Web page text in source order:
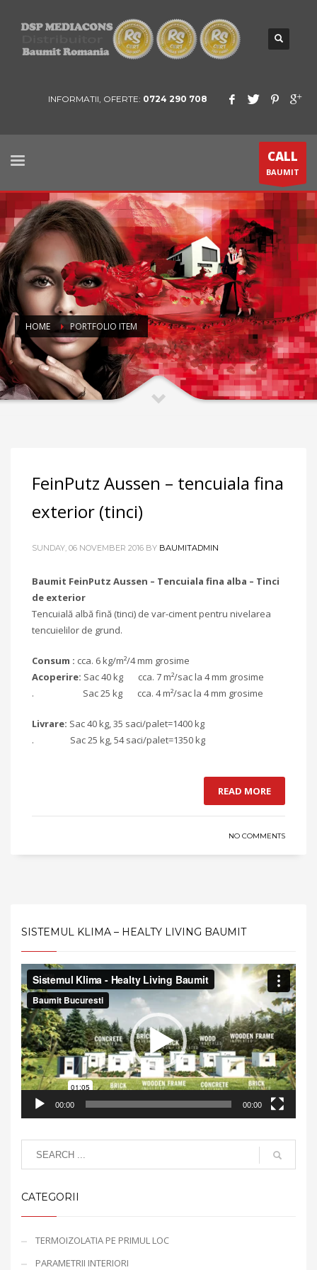
INFORMATII, OFERTE: 0724 290 708
CALL
BAUMIT
HOME PORTFOLIO ITEM
FeinPutz Aussen – tencuiala fina
exterior (tinci)
SUNDAY, 06 NOVEMBER 2016 BY BAUMITADMIN
Baumit FeinPutz Aussen – Tencuiala fina alba – Tinci
de exterior
Tencuială albă fină (tinci) de var-ciment pentru nivelarea
tencuielilor de grund.
Consum : cca. 6 kg/m²/4 mm grosime
Acoperire: Sac 40 kg cca. 7 m²/sac la 4 mm grosime
. Sac 25 kg cca. 4 m²/sac la 4 mm grosime
Livrare: Sac 40 kg, 35 saci/palet=1400 kg
. Sac 25 kg, 54 saci/palet=1350 kg
READ MORE
NO COMMENTS
SISTEMUL KLIMA – HEALTY LIVING BAUMIT
Video
Player
00:00 00:00
CATEGORII
TERMOIZOLATIA PE PRIMUL LOC
PARAMETRII INTERIORI